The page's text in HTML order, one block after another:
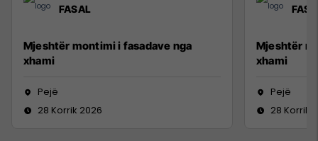
FASAL
Mjeshtër montimi i fasadave nga
xhami
Pejë
28 Korrik 2026
Mjeshtër
xhami
Pejë
28 Korrik